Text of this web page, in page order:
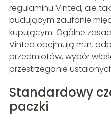
regulaminu Vinted, ale
budującym zaufanie
kupującym. Ogólne
Vinted obejmują m.in.
przedmiotów, wybór
przestrzeganie
Standardowy
paczki